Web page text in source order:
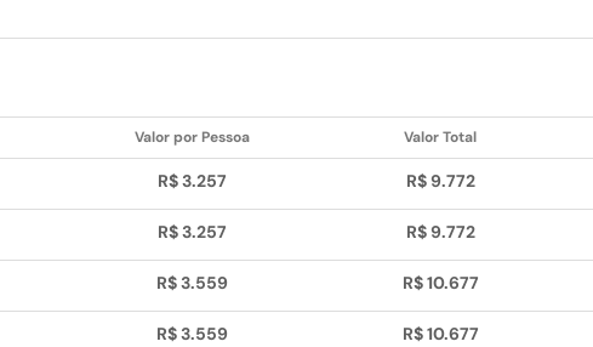
Valor por Pessoa Valor Total
R$ 3.257 R$ 9.772
R$ 3.257 R$ 9.772
R$ 3.559 R$ 10.677
R$ 3.559 R$ 10.677